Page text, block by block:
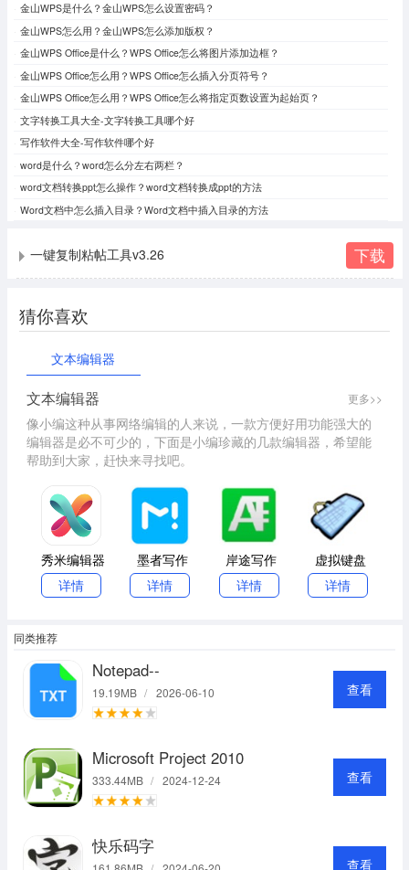
金山WPS是什么？金山WPS怎么设置密码？
金山WPS怎么用？金山WPS怎么添加版权？
金山WPS Office是什么？WPS Office怎么将图片添加边框？
金山WPS Office怎么用？WPS Office怎么插入分页符号？
金山WPS Office怎么用？WPS Office怎么将指定页数设置为起始页？
文字转换工具大全-文字转换工具哪个好
写作软件大全-写作软件哪个好
word是什么？word怎么分左右两栏？
word文档转换ppt怎么操作？word文档转换成ppt的方法
Word文档中怎么插入目录​？Word文档中插入目录的方法​
一键复制粘帖工具v3.26 下载
猜你喜欢
文本编辑器
文本编辑器 更多>>
像小编这种从事网络编辑的人来说，一款方便好用功能强大的
编辑器是必不可少的，下面是小编珍藏的几款编辑器，希望能
帮助到大家，赶快来寻找吧。
秀米编辑器
详情
墨者写作
详情
岸途写作
详情
虚拟键盘
详情
同类推荐
Notepad--
19.19MB / 2026-06-10 查看
Microsoft Project 2010
333.44MB / 2024-12-24 查看
快乐码字
查看